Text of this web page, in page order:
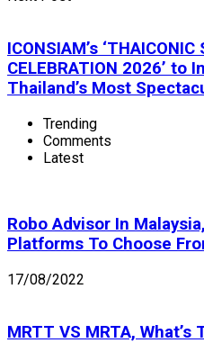
ICONSIAM’s ‘THAICONIC
CELEBRATION 2026’ to
Thailand’s Most
Trending
Comments
Latest
Robo Advisor In
Platforms To Choose
17/08/2022
MRTT VS MRTA,